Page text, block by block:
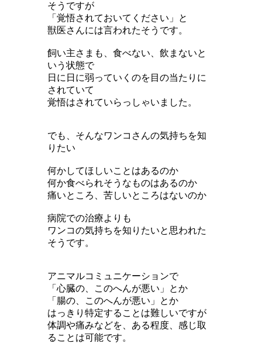
そうですが
「覚悟されておいてください」と
獣医さんには言われたそうです。
飼い主さまも、食べない、飲まないと
いう状態で
日に日に弱っていくのを目の当たりに
されていて
覚悟はされていらっしゃいました。
でも、そんなワンコさんの気持ちを知
りたい
何かしてほしいことはあるのか
何か食べられそうなものはあるのか
痛いところ、苦しいところはないのか
病院での治療よりも
ワンコの気持ちを知りたいと思われた
そうです。
アニマルコミュニケーションで
「心臓の、このへんが悪い」とか
「腸の、このへんが悪い」とか
はっきり特定することは難しいですが
体調や痛みなどを、ある程度、感じ取
ることは可能です。